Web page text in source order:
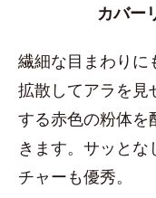
カバー
繊細な目まわりに
拡散してアラを見
する赤色の粉体を
きます。サッとな
チャーも優秀。